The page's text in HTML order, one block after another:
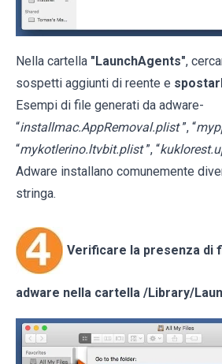
Nella cartella "LaunchAgents",
sospetti aggiunti di reente e
Esempi di file generati da adware-
“installmac.AppRemoval.plist ”, “
“mykotlerino.ltvbit.plist ”, “
Adware installano comunemente
stringa.
Verificare la presenza di
adware nella cartella /Library/